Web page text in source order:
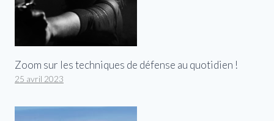
Zoom sur les techniques de défense au quotidien !
25 avril 2023